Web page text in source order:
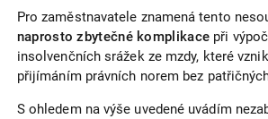
Pro zaměstnavatele znamená tento
naprosto zbytečné komplikace při
insolvenčních srážek ze mzdy, které
přijímáním právních norem bez
S ohledem na výše uvedené uvádím